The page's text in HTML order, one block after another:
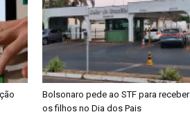
Bolsonaro pede ao STF para receber
os filhos no Dia dos Pais